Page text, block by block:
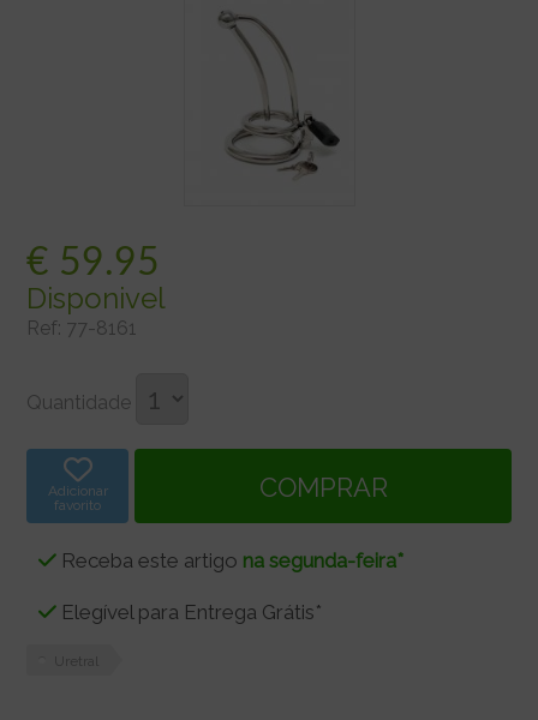
€ 59.95
Disponivel
Ref: 77-8161
Quantidade
Adicionar
favorito
Receba este artigo na segunda-feira*
Elegível para Entrega Grátis*
Uretral